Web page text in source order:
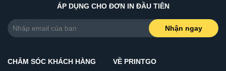
ÁP DỤNG CHO ĐƠN IN ĐẦU TIÊN
Nhận ngay
CHĂM SÓC KHÁCH HÀNG
VỀ PRINTGO